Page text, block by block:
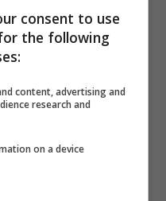
riconoscere la truffa: tutto
innocuo il cui
consent to use
the following
content, advertising and
research and
on a device